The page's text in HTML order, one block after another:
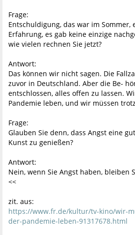
Frage:
Entschuldigung, das war im Sommer,
Erfahrung, es gab keine einzige
wie vielen rechnen Sie jetzt?
Antwort:
Das können wir nicht sagen. Die
zuvor in Deutschland. Aber die Be-
entschlossen, alles offen zu lassen.
Pandemie leben, und wir müssen
Frage:
Glauben Sie denn, dass Angst eine
Kunst zu genießen?
Antwort:
Nein, wenn Sie Angst haben, bleiben
<<
zit. aus:
https://www.fr.de/kultur/tv-kino/wir-
der-pandemie-leben-91317678.html